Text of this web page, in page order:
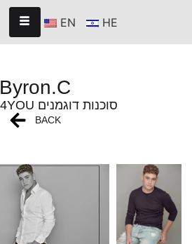
EN HE
Byron.C
MEN - T4YOU סוכנות דוגמנים
BACK